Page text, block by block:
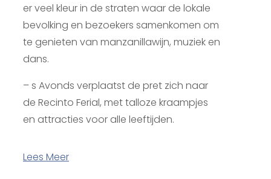
er veel kleur in de straten waar de lokale
bevolking en bezoekers samenkomen om
te genieten van manzanillawijn, muziek en
dans.
– s Avonds verplaatst de pret zich naar
de Recinto Ferial, met talloze kraampjes
en attracties voor alle leeftijden.
Lees Meer